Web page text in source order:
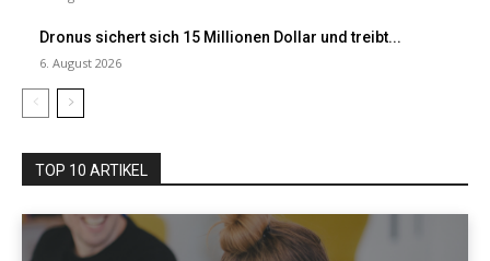
Dronus sichert sich 15 Millionen Dollar und treibt...
6. August 2026
TOP 10 ARTIKEL